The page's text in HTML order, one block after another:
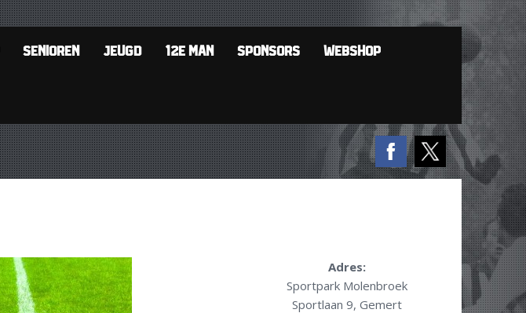
SENIOREN JEUGD 12E MAN SPONSORS WEBSHOP
Adres:
Sportpark Molenbroek
Sportlaan 9, Gemert